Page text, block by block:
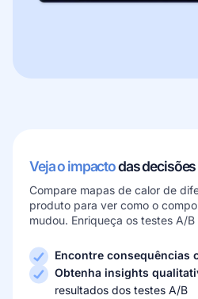
Veja o impactodas decisões
Compare mapas de calor de
produto para ver como o
mudou. Enriqueça os testes A/
Encontre consequências
Obtenha insights
resultados dos testes A/B